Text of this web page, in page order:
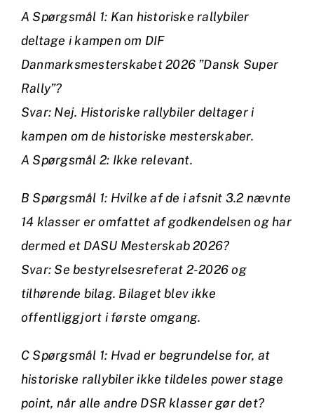
A Spørgsmål 1: Kan historiske rallybiler
deltage i kampen om DIF
Danmarksmesterskabet 2026 ”Dansk Super
Rally”?
Svar: Nej. Historiske rallybiler deltager i
kampen om de historiske mesterskaber.
A Spørgsmål 2: Ikke relevant.
B Spørgsmål 1: Hvilke af de i afsnit 3.2 nævnte
14 klasser er omfattet af godkendelsen og har
dermed et DASU Mesterskab 2026?
Svar: Se bestyrelsesreferat 2-2026 og
tilhørende bilag. Bilaget blev ikke
offentliggjort i første omgang.
C Spørgsmål 1: Hvad er begrundelse for, at
historiske rallybiler ikke tildeles power stage
point, når alle andre DSR klasser gør det?